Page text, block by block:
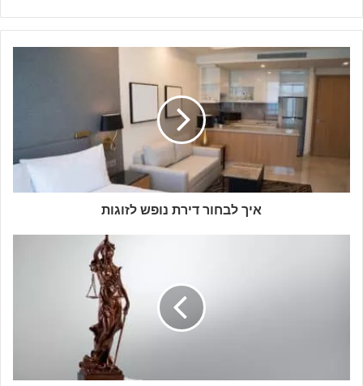
איך לבחור דירת נופש לזוגות